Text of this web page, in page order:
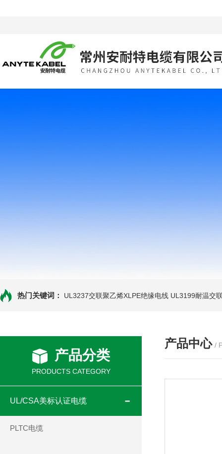
热门关键词： UL3237交联聚乙烯XLPE绝缘电线 UL3199耐温交
产品分类
PRODUCTS CATEGORY
UL/CSA美标认证电缆
PLTC电缆
产品中心 /